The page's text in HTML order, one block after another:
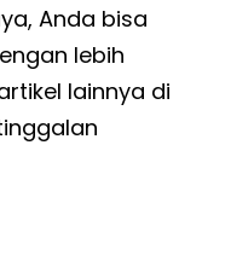
Anda bisa
lebih
lainnya di